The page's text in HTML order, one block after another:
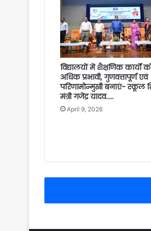
विद्यालयों में शैक्षणिक कार्यों
अधिक प्रभावी, गुणवत्तापूर्ण एवं
परिणामोन्मुखी बनाएं- स्कूल
मंत्री गजेंद्र यादव…..
April 9, 2026